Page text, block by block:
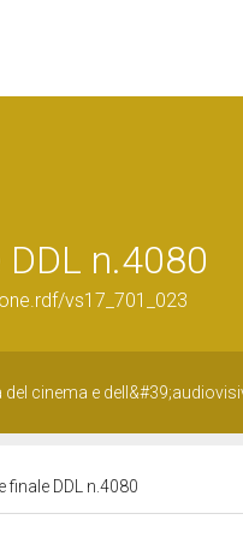
n.4080
vs17_701_023
del cinema e
finale DDL n.4080